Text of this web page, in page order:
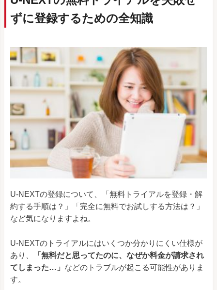
ずに登録するための全知識
U-NEXTの登録について、「無料トライアルを登録・解
約する手順は？」「完全に無料でお試しする方法は？」
など気になりますよね。
U-NEXTのトライアルにはいくつか分かりにくい仕様が
あり、
「無料だと思ってたのに、なぜか料金が請求され
てしまった…」 などのトラブルが起こる可能性がありま
す。